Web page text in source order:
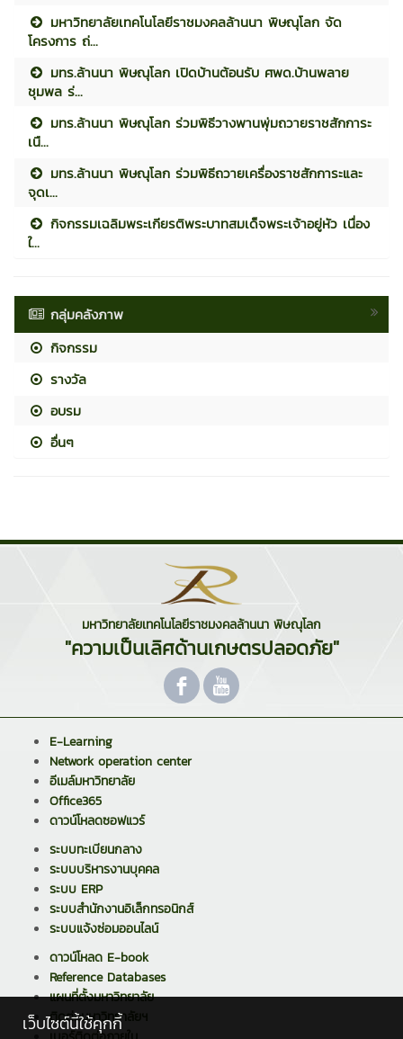
มหาวิทยาลัยเทคโนโลยีราชมงคลล้านนา พิษณุโลก จัด
โครงการ ถ่...
มทร.ล้านนา พิษณุโลก เปิดบ้านต้อนรับ ศพด.บ้านพลาย
ชุมพล ร่...
มทร.ล้านนา พิษณุโลก ร่วมพิธีวางพานพุ่มถวายราชสักการะ
เนื...
มทร.ล้านนา พิษณุโลก ร่วมพิธีถวายเครื่องราชสักการะและ
จุดเ...
กิจกรรมเฉลิมพระเกียรติพระบาทสมเด็จพระเจ้าอยู่หัว เนื่อง
ใ...
กลุ่มคลังภาพ
กิจกรรม
รางวัล
อบรม
อื่นๆ
มหาวิทยาลัยเทคโนโลยีราชมงคลล้านนา พิษณุโลก
"ความเป็นเลิศด้านเกษตรปลอดภัย"
E-Learning
Network operation center
อีเมล์มหาวิทยาลัย
Office365
ดาวน์โหลดซอฟแวร์
ระบบทะเบียนกลาง
ระบบบริหารงานบุคคล
ระบบ ERP
ระบบสำนักงานอิเล็กทรอนิกส์
ระบบแจ้งซ่อมออนไลน์
ดาวน์โหลด E-book
Reference Databases
แผนที่ตั้งมหาวิทยาลัย
ติดต่อมหาวิทยาลัยฯ
เว็บไซต์นี้ใช้คุกกี้